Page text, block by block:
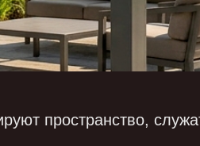
пространство,